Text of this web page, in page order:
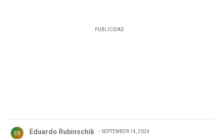
PUBLICIDAD
ER Eduardo Rubinschik SEPTEMBER 14, 2024